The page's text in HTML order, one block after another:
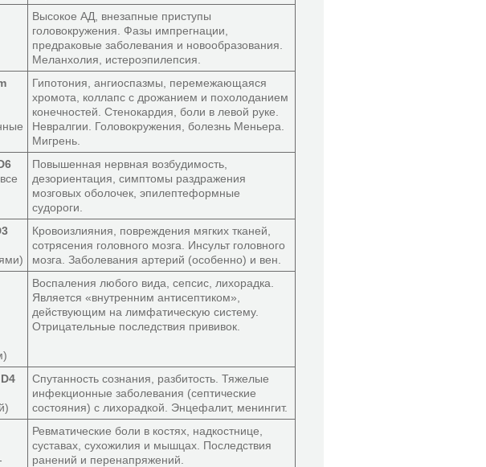
Высокое АД, внезапные приступы
головокружения. Фазы импрегнации,
предраковые заболевания и новообразования.
Меланхолия, истероэпилепсия.
Гипотония, ангиоспазмы, перемежающаяся
хромота, коллапс с дрожанием и похолоданием
конечностей. Стенокардия, боли в левой руке.
Невралгии. Головокружения, болезнь Меньера.
Мигрень.
Повышенная нервная возбудимость,
дезориентация, симптомы раздражения
мозговых оболочек, эпилептеформные
судороги.
Кровоизлияния, повреждения мягких тканей,
сотрясения головного мозга. Инсульт головного
мозга. Заболевания артерий (особенно) и вен.
Воспаления любого вида, сепсис, лихорадка.
Является «внутренним антисептиком»,
действующим на лимфатическую систему.
Отрицательные последствия прививок.
Спутанность сознания, разбитость. Тяжелые
инфекционные заболевания (септические
состояния) с лихорадкой. Энцефалит, менингит.
Ревматические боли в костях, надкостнице,
суставах, сухожилия и мышцах. Последствия
ранений и перенапряжений.